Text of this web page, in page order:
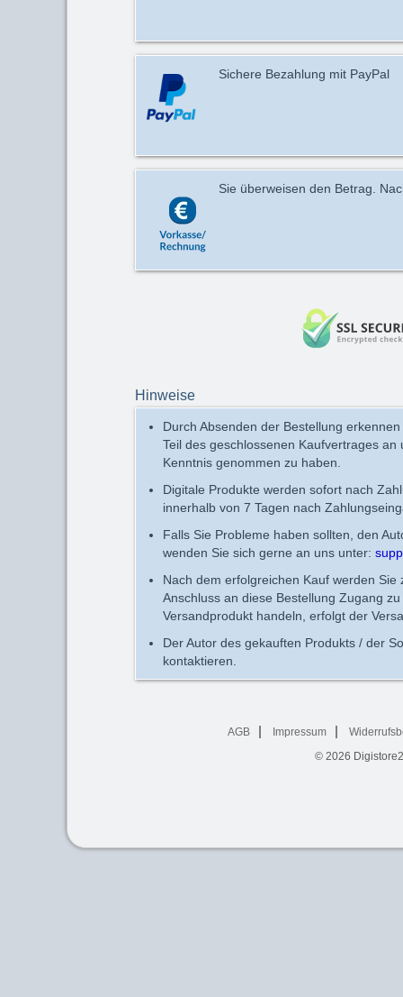
Sichere Bezahlung mit PayPal
Sie überweisen den Betrag.
Hinweise
Durch Absenden der Bestellung
Teil des geschlossenen Kaufvertrages
Kenntnis genommen zu haben.
Digitale Produkte werden sofort nach
innerhalb von 7 Tagen nach
Falls Sie Probleme haben sollten, den
wenden Sie sich gerne an uns unter:
Nach dem erfolgreichen Kauf werden
Anschluss an diese Bestellung Zugang
Versandprodukt handeln, erfolgt der
Der Autor des gekauften Produkts / der
kontaktieren.
AGB Impressum
© 2026